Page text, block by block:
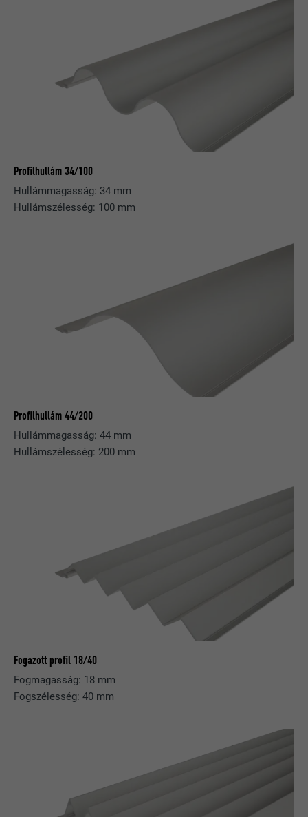
Profilhullám 34/100
Hullámmagasság: 34 mm
Hullámszélesség: 100 mm
Profilhullám 44/200
Hullámmagasság: 44 mm
Hullámszélesség: 200 mm
Fogazott profil 18/40
Fogmagasság: 18 mm
Fogszélesség: 40 mm